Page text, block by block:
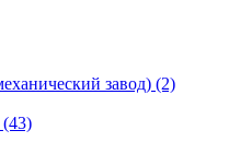
завод) (2)